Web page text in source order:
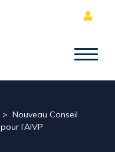
> Nouveau Conseil
l’AIVP